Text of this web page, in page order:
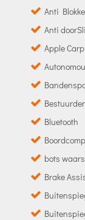
Anti
Anti
Apple
Bluetooth
bots
Brake